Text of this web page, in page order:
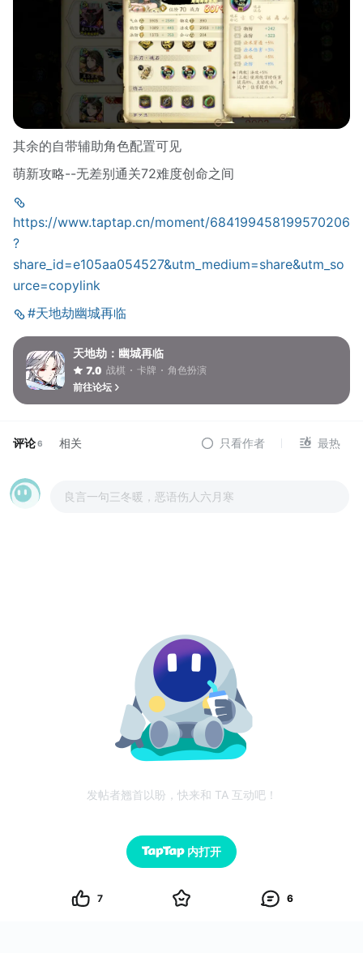
其余的自带辅助角色配置可见
萌新攻略--无差别通关72难度创命之间
https://www.taptap.cn/moment/684199458199570206
?
share_id=e105aa054527&utm_medium=share&utm_so
urce=copylink
#天地劫幽城再临
天地劫：幽城再临
7.0 战棋 卡牌
角色扮演
前往论坛
评论6 相关 只看作者 最热
良言一句三冬暖，恶语伤人六月寒
发帖者翘首以盼，快来和 TA 互动吧！
7 6
内打开